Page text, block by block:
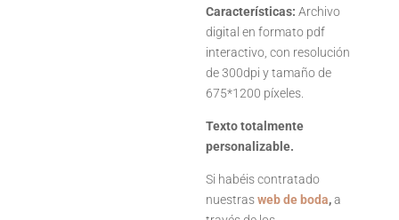
Características:Archivo
digital en formato pdf
interactivo, con resolución
de 300dpi y tamaño de
675*1200 píxeles.
Texto totalmente
personalizable.
Si habéis contratado
nuestrasweb de boda,a